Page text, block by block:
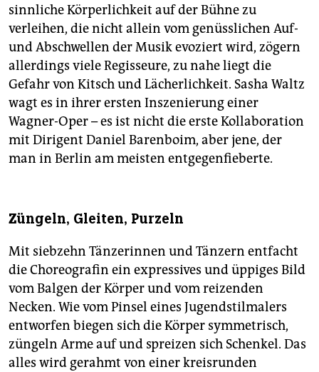
sinnliche Körperlichkeit auf der Bühne zu
verleihen, die nicht allein vom genüsslichen Auf-
und Abschwellen der Musik evoziert wird, zögern
allerdings viele Regisseure, zu nahe liegt die
Gefahr von Kitsch und Lächerlichkeit. Sasha Waltz
wagt es in ihrer ersten Inszenierung einer
Wagner-Oper – es ist nicht die erste Kollaboration
mit Dirigent Daniel Barenboim, aber jene, der
man in Berlin am meisten entgegenfieberte.
Züngeln, Gleiten, Purzeln
Mit siebzehn Tänzerinnen und Tänzern entfacht
die Choreografin ein expressives und üppiges Bild
vom Balgen der Körper und vom reizenden
Necken. Wie vom Pinsel eines Jugendstilmalers
entworfen biegen sich die Körper symmetrisch,
züngeln Arme auf und spreizen sich Schenkel. Das
alles wird gerahmt von einer kreisrunden